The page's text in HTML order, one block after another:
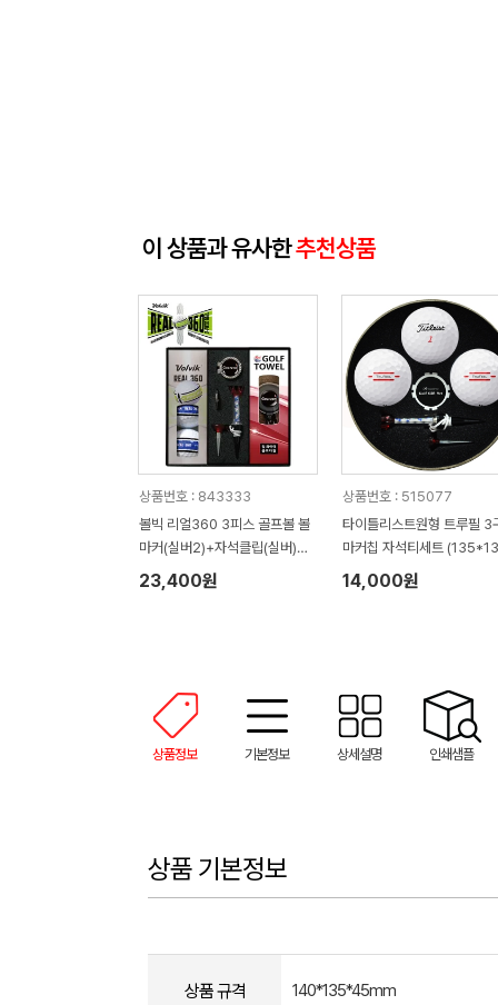
이 상품과 유사한추천상품
상품번호 : 843333
볼빅 리얼360 3피스 골프볼 볼
마커(실버2)+자석클립(실버)
+자석티(2)+골프타월 세트
23,400원
상품번호 : 515077
타이틀리스트원형 트루필 3
마커칩 자석티세트
45mm)
14,000원
상품정보 기본정보 상세설명 인쇄샘플
상품 기본정보
상품 규격 140*135*45mm